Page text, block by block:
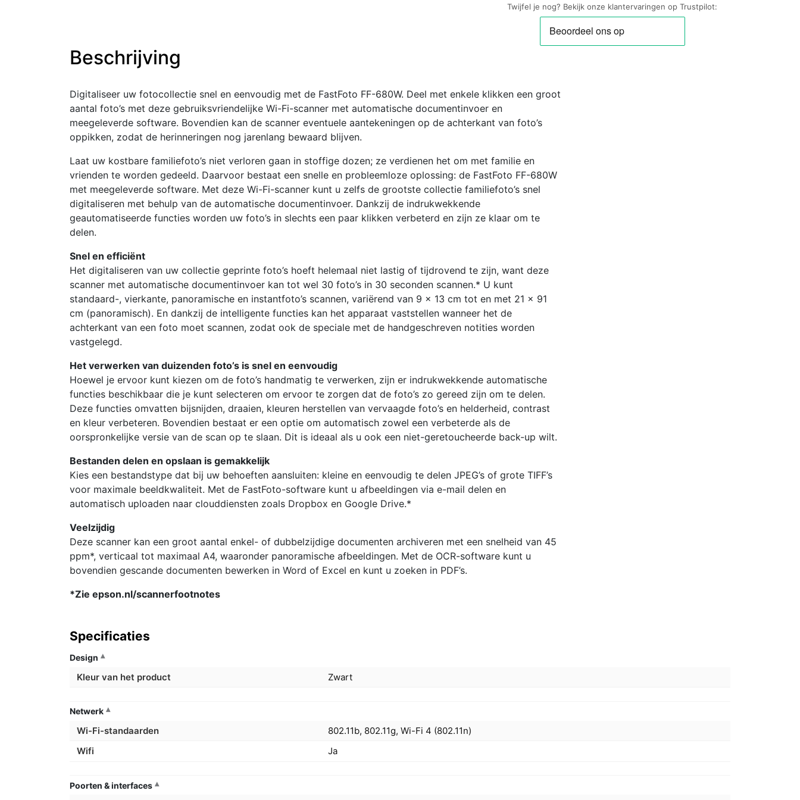
680W
invoer
en
Wi-
aantal
Twijfel je nog? Bekijk onze klantervaringen op Trustpilot:
Beschrijving
Digitaliseer uw fotocollectie snel en eenvoudig met de FastFoto FF-680W. Deel met enkele klikken een groot
aantal foto’s met deze gebruiksvriendelijke Wi-Fi-scanner met automatische documentinvoer en
meegeleverde software. Bovendien kan de scanner eventuele aantekeningen op de achterkant van foto’s
oppikken, zodat de herinneringen nog jarenlang bewaard blijven.
Laat uw kostbare familiefoto’s niet verloren gaan in stoffige dozen; ze verdienen het om met familie en
vrienden te worden gedeeld. Daarvoor bestaat een snelle en probleemloze oplossing: de FastFoto FF-680W
met meegeleverde software. Met deze Wi-Fi-scanner kunt u zelfs de grootste collectie familiefoto’s snel
digitaliseren met behulp van de automatische documentinvoer. Dankzij de indrukwekkende
geautomatiseerde functies worden uw foto’s in slechts een paar klikken verbeterd en zijn ze klaar om te
delen.
Snel en efficiënt
Het digitaliseren van uw collectie geprinte foto’s hoeft helemaal niet lastig of tijdrovend te zijn, want deze
scanner met automatische documentinvoer kan tot wel 30 foto’s in 30 seconden scannen.* U kunt
standaard-, vierkante, panoramische en instantfoto’s scannen, variërend van 9 x 13 cm tot en met 21 x 91
cm (panoramisch). En dankzij de intelligente functies kan het apparaat vaststellen wanneer het de
achterkant van een foto moet scannen, zodat ook de speciale met de handgeschreven notities worden
vastgelegd.
Het verwerken van duizenden foto’s is snel en eenvoudig
Hoewel je ervoor kunt kiezen om de foto’s handmatig te verwerken, zijn er indrukwekkende automatische
functies beschikbaar die je kunt selecteren om ervoor te zorgen dat de foto’s zo gereed zijn om te delen.
Deze functies omvatten bijsnijden, draaien, kleuren herstellen van vervaagde foto’s en helderheid, contrast
en kleur verbeteren. Bovendien bestaat er een optie om automatisch zowel een verbeterde als de
oorspronkelijke versie van de scan op te slaan. Dit is ideaal als u ook een niet-geretoucheerde back-up wilt.
Bestanden delen en opslaan is gemakkelijk
Kies een bestandstype dat bij uw behoeften aansluiten: kleine en eenvoudig te delen JPEG’s of grote TIFF’s
voor maximale beeldkwaliteit. Met de FastFoto-software kunt u afbeeldingen via e-mail delen en
automatisch uploaden naar clouddiensten zoals Dropbox en Google Drive.*
Veelzijdig
Deze scanner kan een groot aantal enkel- of dubbelzijdige documenten archiveren met een snelheid van 45
ppm*, verticaal tot maximaal A4, waaronder panoramische afbeeldingen. Met de OCR-software kunt u
bovendien gescande documenten bewerken in Word of Excel en kunt u zoeken in PDF’s.
*Zie epson.nl/scannerfootnotes
Specificaties
Design
Kleur van het product Zwart
Netwerk
Wi-Fi-standaarden
802.11b, 802.11g, Wi-Fi 4 (802.11n)
Wifi
Ja
Poorten & interfaces